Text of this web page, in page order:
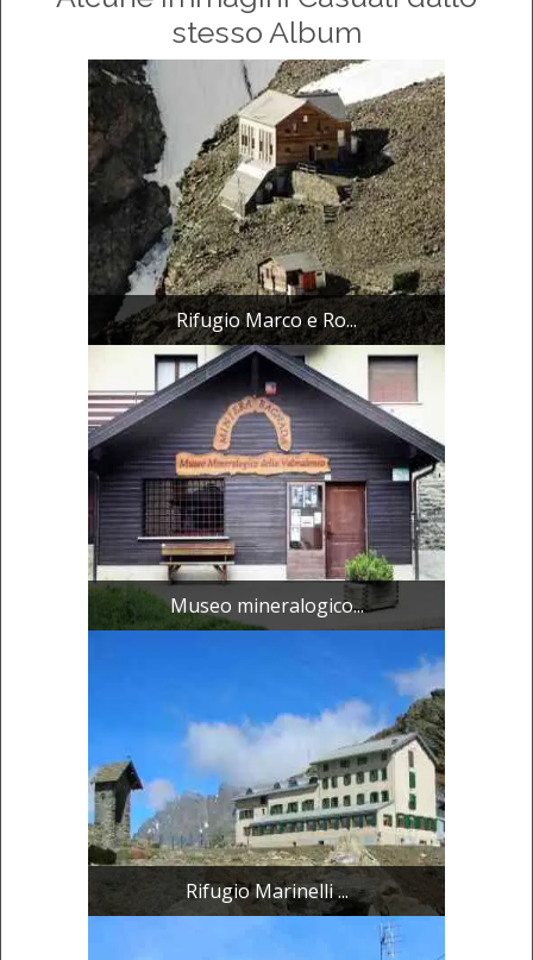
stesso Album
Rifugio Marco e Ro...
Museo mineralogico...
Rifugio Marinelli ...